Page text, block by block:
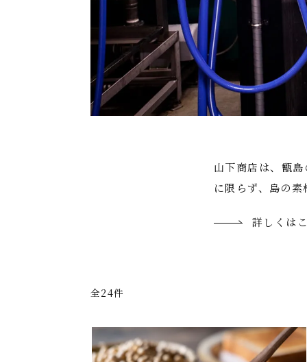
山下商店は、甑
に限らず、島の
詳しくは
全24件